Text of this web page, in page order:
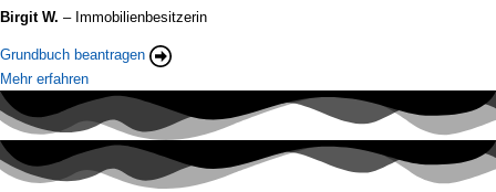
Birgit W. – Immobilienbesitzerin
Grundbuch beantragen
Mehr erfahren